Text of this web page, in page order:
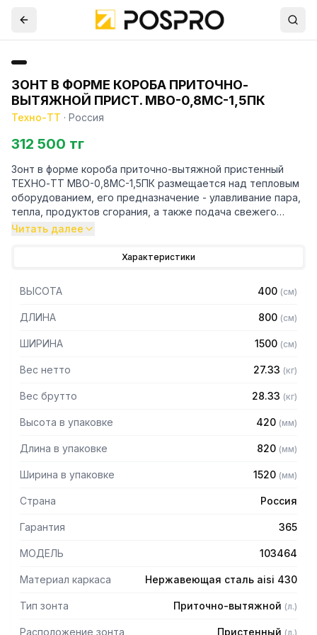
ЗОНТ В ФОРМЕ КОРОБА ПРИТОЧНО-
ВЫТЯЖНОЙ ПРИСТ. МВО-0,8МС-1,5ПК
Техно-ТТ · Россия
312 500 тг
Зонт в форме короба приточно-вытяжной пристенный
ТЕХНО-ТТ МВО-0,8МС-1,5ПК размещается над тепловым
оборудованием, его предназначение - улавливание пара,
тепла, продуктов сгорания, а также подача свежего
воздуха, что благоприятно сказывается на микроклимате
предметах мебели и кухонной утвари. Поэтому это
оборудование формирует микроклимат в помещении и
защищает сотрудников горячего цеха.
— Бескаркасный
0,8мм
— Поставляется в собранном виде
Читать далее
Характеристики
ВЫСОТА 400 (см)
ДЛИНА 800 (см)
ШИРИНА 1500 (см)
Вес нетто 27.33 (кг)
Вес брутто 28.33 (кг)
Высота в упаковке 420 (мм)
Длина в упаковке 820 (мм)
Ширина в упаковке 1520 (мм)
Страна Россия
Гарантия 365
МОДЕЛЬ 103464
Материал каркаса Нержавеющая сталь aisi 430
Тип зонта Приточно-вытяжной (л.)
Расположение зонта Пристенный (л.)